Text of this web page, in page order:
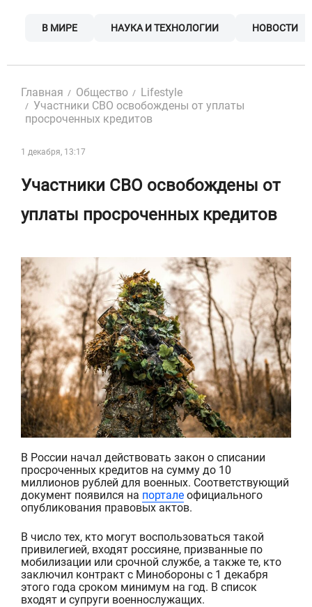
В МИРЕ НАУКА И ТЕХНОЛОГИИ НОВОСТИ
Главная Общество
Lifestyle
Участники СВО освобождены от уплаты
просроченных кредитов
1 декабря, 13:17
Участники СВО освобождены от
уплаты просроченных кредитов
В России начал действовать закон о списании
просроченных кредитов на сумму до 10
миллионов рублей для военных. Соответствующий
документ появился на порталеофициального
опубликования правовых актов.
В число тех, кто могут воспользоваться такой
привилегией, входят россияне, призванные по
мобилизации или срочной службе, а также те, кто
заключил контракт с Минобороны с 1 декабря
этого года сроком минимум на год. В список
входят и супруги военнослужащих.